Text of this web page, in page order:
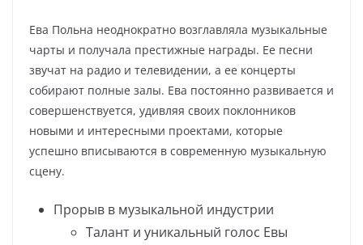
Ева Польна неоднократно возглавляла музыкальные
чарты и получала престижные награды. Ее песни
звучат на радио и телевидении, а ее концерты
собирают полные залы. Ева постоянно развивается и
совершенствуется, удивляя своих поклонников
новыми и интересными проектами, которые
успешно вписываются в современную музыкальную
сцену.
Прорыв в музыкальной индустрии
Талант и уникальный голос Евы